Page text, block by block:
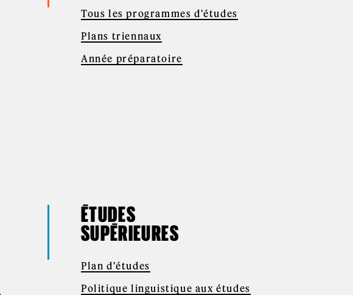
Tous les programmes d'études
Plans triennaux
Année préparatoire
ÉTUDES
SUPÉRIEURES
Plan d'études
Politique linguistique aux études